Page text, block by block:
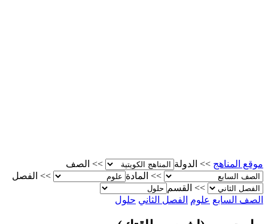
موقع المناهج >> الدولة >>
الصف
>>
المادة >>
الفصل
>>
القسم
الصف السابع علوم الفصل الثاني حلول